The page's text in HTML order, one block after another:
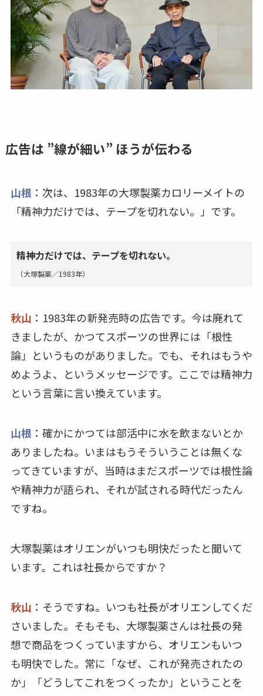
広告は ”線が細い” ほうが伝わる
山根 ：次は、1983年の大塚製薬カロリーメイトの
「精神力だけでは、テープを切れない。」です。
精神力だけでは、テープを切れない。
（大塚製薬／1983年）
秋山 ：1983年の新発売時の広告です。今は廃れて
きましたが、かつてスポーツの世界には「根性
論」というものがありました。でも、それはもうや
めようよ、というメッセージです。ここでは精神力
という言葉に言い換えています。
山根 ：確かにかつては部活中に水を飲まないとか
ありましたね。いまはもうそういうことは無くな
ってきていますが、当時はまだスポーツでは根性論
や精神力が語られ、それが試される時代だったん
ですね。
大塚製薬はオリエンがいつも明快だったと聞いて
います。これは社長からですか？
秋山 ：そうですね。いつも社長がオリエンしてくだ
さいました。そもそも、大塚製薬さんは社長の発
想で商品をつくっていますから、オリエンもいつ
も明快でした。常に「なぜ、これが発売されたの
か」「どうしてこれをつくったか」ということを